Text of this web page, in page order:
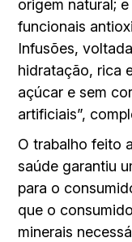
origem natural;
funcionais
Infusões,
hidratação, rica
açúcar e sem
artificiais”,
O trabalho feito
saúde garantiu
para o
que o
minerais